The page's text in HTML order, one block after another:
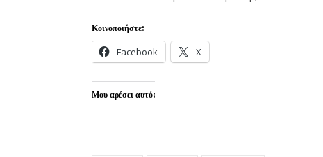
Κοινοποιήστε:
Facebook X
Μου αρέσει αυτό: